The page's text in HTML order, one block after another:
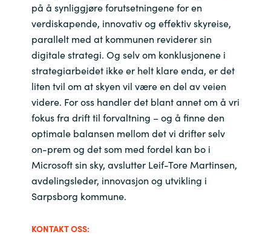
på å synliggjøre forutsetningene for en
verdiskapende, innovativ og effektiv skyreise,
parallelt med at kommunen reviderer sin
digitale strategi. Og selv om konklusjonene i
strategiarbeidet ikke er helt klare enda, er det
liten tvil om at skyen vil være en del av veien
videre. For oss handler det blant annet om å vri
fokus fra drift til forvaltning – og å finne den
optimale balansen mellom det vi drifter selv
on-prem og det som med fordel kan bo i
Microsoft sin sky, avslutter Leif-Tore Martinsen,
avdelingsleder, innovasjon og utvikling i
Sarpsborg kommune.
KONTAKT OSS: